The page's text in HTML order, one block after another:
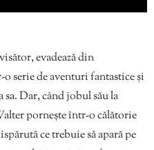
evadează din
serie de aventuri fantastice și
Dar, când jobul său la
pornește într-o călătorie
ce trebuie să apară pe